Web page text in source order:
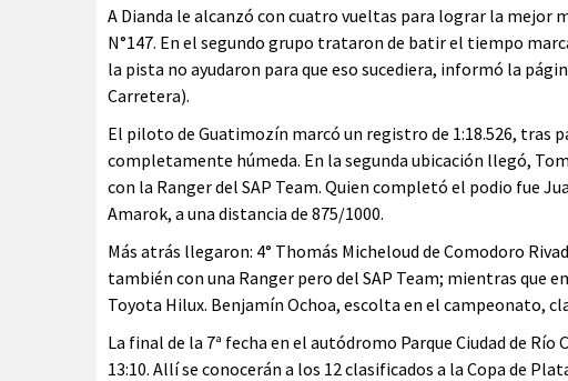
A Dianda le alcanzó con cuatro vueltas para lograr la mejor
N°147. En el segundo grupo trataron de batir el tiempo
la pista no ayudaron para que eso sucediera, informó la
Carretera).
El piloto de Guatimozín marcó un registro de 1:18.526, tras
completamente húmeda. En la segunda ubicación llegó,
con la Ranger del SAP Team. Quien completó el podio fue
Amarok, a una distancia de 875/1000.
Más atrás llegaron: 4° Thomás Micheloud de Comodoro
también con una Ranger pero del SAP Team; mientras que
Toyota Hilux. Benjamín Ochoa, escolta en el campeonato,
La final de la 7ª fecha en el autódromo Parque Ciudad de
13:10. Allí se conocerán a los 12 clasificados a la Copa de